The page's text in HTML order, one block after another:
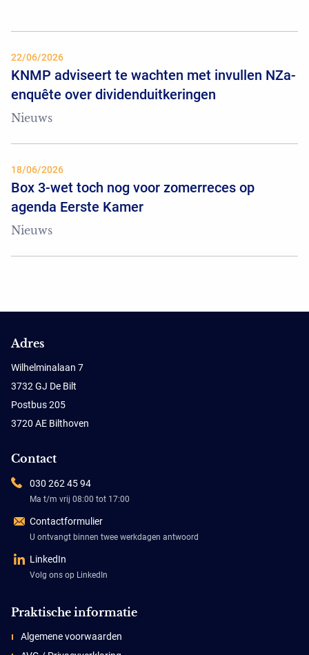
22/06/2026
KNMP adviseert te wachten met invullen NZa-
enquête over dividenduitkeringen
Nieuws
18/06/2026
Box 3-wet toch nog voor zomerreces op
agenda Eerste Kamer
Nieuws
Adres
Wilhelminalaan 7
3732 GJ De Bilt
Postbus 205
3720 AE Bilthoven
Contact
030 262 45 94
Ma t/m vrij 08:00 tot 17:00
Contactformulier
U ontvangt binnen twee werkdagen antwoord
LinkedIn
Volg ons op LinkedIn
Praktische informatie
Algemene voorwaarden